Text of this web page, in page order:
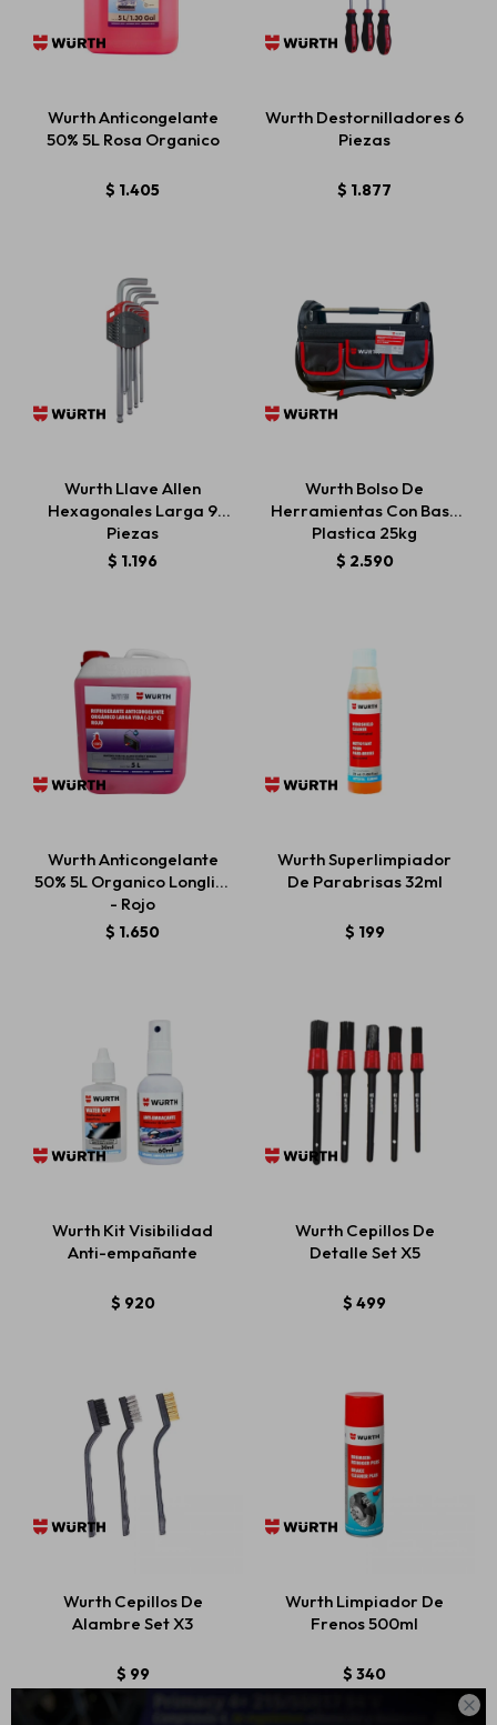

Wurth Anticongelante
50% 5L Rosa Organico
$ 1.405
Wurth Destornilladores 6
Piezas
$ 1.877
Wurth Llave Allen
Hexagonales Larga 9
Piezas
$ 1.196
Wurth Bolso De
Herramientas Con Base
Plastica 25kg
$ 2.590
Wurth Anticongelante
50% 5L Organico Longlife
- Rojo
$ 1.650
Wurth Superlimpiador
De Parabrisas 32ml
$ 199
Wurth Kit Visibilidad
Anti-empañante
$ 920
Wurth Cepillos De
Detalle Set X5
$ 499
Wurth Cepillos De
Alambre Set X3
$ 99
Wurth Limpiador De
Frenos 500ml
$ 340
Repuestos
Servicios